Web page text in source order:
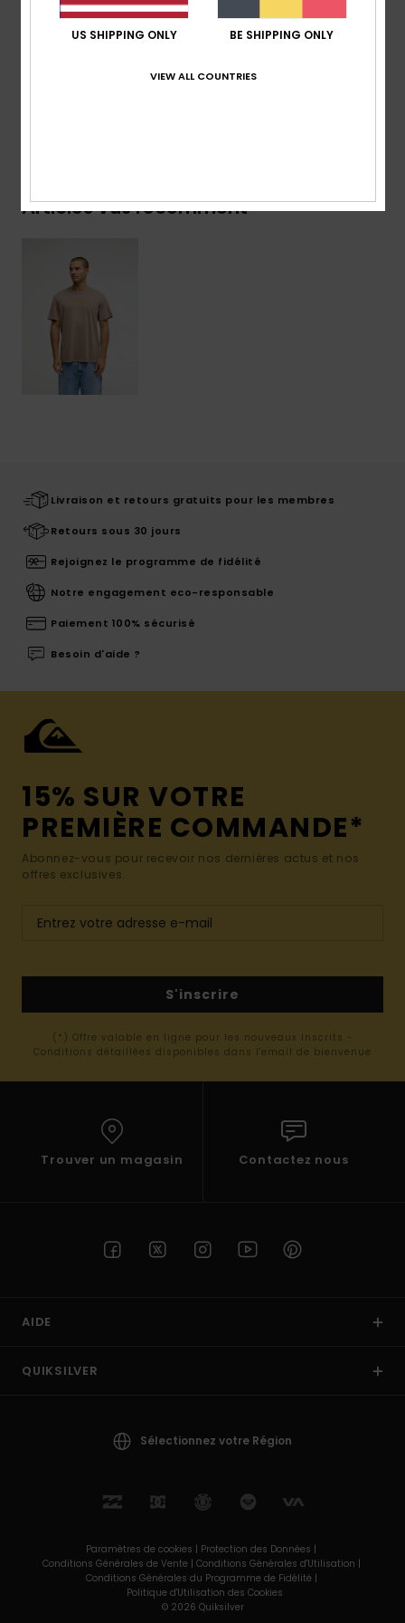
Marquage :étiquettes recyclées Quiksilver
Articles vus récemment
Livraison et retours gratuits pour les membres
Retours sous 30 jours
Rejoignez le programme de fidélité
Notre engagement eco-responsable
Paiement 100% sécurisé
Besoin d'aide ?
15% SUR VOTRE
PREMIÈRE COMMANDE*
Abonnez-vous pour recevoir nos dernières actus et nos
offres exclusives.
S'inscrire
(*) Offre valable en ligne pour les nouveaux inscrits -
Conditions détaillées disponibles dans l'email de bienvenue
Trouver un magasin Contactez nous
AIDE
QUIKSILVER
Sélectionnez votre Région
Paramètres de cookies | Protection des Données |
Conditions Générales de Vente | Conditions Générales d'Utilisation |
Conditions Générales du Programme de Fidélité |
Politique d'Utilisation des Cookies
© 2026 Quiksilver
US SHIPPING ONLY BE SHIPPING ONLY
VIEW ALL COUNTRIES